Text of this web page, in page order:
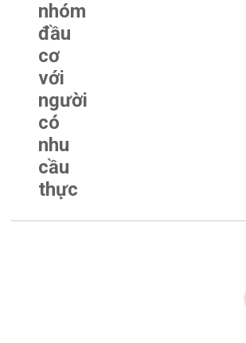
nhóm
đầu
cơ
với
người
có
nhu
cầu
thực